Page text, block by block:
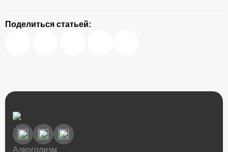
Поделиться статьей:
Алкоголизм